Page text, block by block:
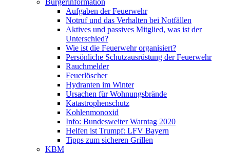
Bürgerinformation
Aufgaben der Feuerwehr
Notruf und das Verhalten bei Notfällen
Aktives und passives Mitglied, was ist der
Unterschied?
Wie ist die Feuerwehr organisiert?
Persönliche Schutzausrüstung der Feuerwehr
Rauchmelder
Feuerlöscher
Hydranten im Winter
Ursachen für Wohnungsbrände
Katastrophenschutz
Kohlenmonoxid
Info: Bundesweiter Warntag 2020
Helfen ist Trumpf: LFV Bayern
Tipps zum sicheren Grillen
KBM